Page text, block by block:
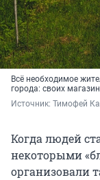
Всё необходимое
города: своих
Источник: Тимофей
Когда людей
некоторыми
организовали